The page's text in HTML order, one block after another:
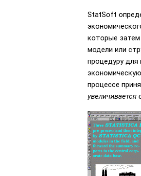
StatSoft
которые
модели или
процедуру для
процессе